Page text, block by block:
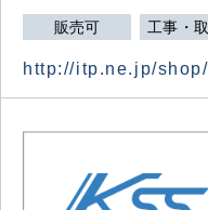
販売可 工事・
http://itp.ne.jp/